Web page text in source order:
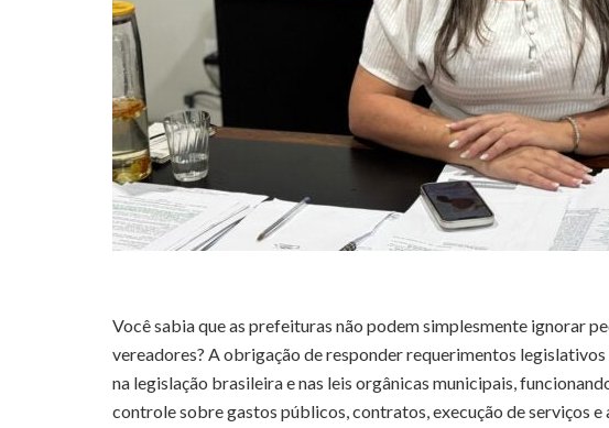
Você sabia que as prefeituras não podem simplesmente ignorar
vereadores? A obrigação de responder requerimentos
na legislação brasileira e nas leis orgânicas municipais,
controle sobre gastos públicos, contratos, execução de serviços